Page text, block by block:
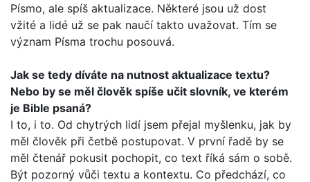
Písmo, ale spíš aktualizace. Některé jsou už dost
vžité a lidé už se pak naučí takto uvažovat. Tím se
význam Písma trochu posouvá.
Jak se tedy díváte na nutnost aktualizace textu?
Nebo by se měl člověk spíše učit slovník, ve kterém
je Bible psaná?
I to, i to. Od chytrých lidí jsem přejal myšlenku, jak by
měl člo­věk při četbě postupovat. V první řadě by se
měl čtenář poku­sit pochopit, co text říká sám o sobě.
Být pozorný vůči textu a kontextu. Co předchází, co